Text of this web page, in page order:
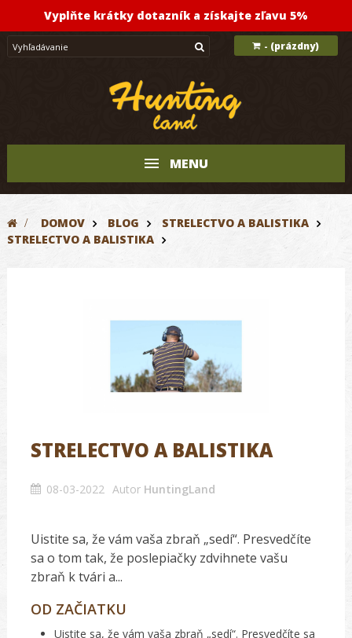
Vyplňte krátky dotazník a získajte zľavu 5%
- (prázdny)
MENU
> DOMOV BLOG
STRELECTVO A BALISTIKA
STRELECTVO A BALISTIKA
STRELECTVO A BALISTIKA
08-03-2022 Autor HuntingLand
Uistite sa, že vám vaša zbraň „sedí“. Presvedčíte
sa o tom tak, že poslepiačky zdvihnete vašu
zbraň k tvári a...
OD ZAČIATKU
Uistite sa, že vám vaša zbraň „sedí“. Presvedčíte sa